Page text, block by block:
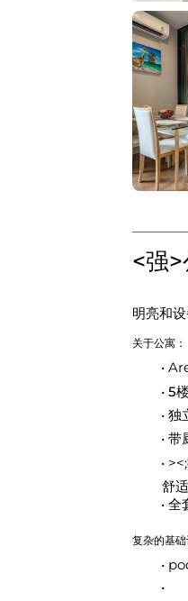
<强
明亮和
关于公寓：
5
独
带
舒适
全
复杂的基础